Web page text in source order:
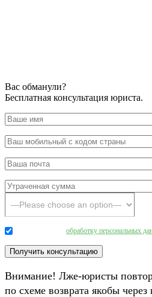
Вас обманули?
Бесплатная консультация юриста.
обработку персональных
Внимание! Лже-юристы
по схеме возврата якобы